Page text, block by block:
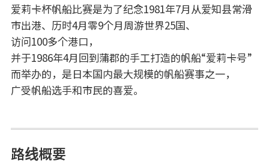
爱莉卡杯帆船比赛是为了纪念1981年7月从爱知县常滑
市出港、历时4月零9个月周游世界25国、
访问100多个港口，
并于1986年4月回到蒲郡的手工打造的帆船“爱莉卡号”
而举办的，是日本国内最大规模的帆船赛事之一，
广受帆船选手和市民的喜爱。
路线概要